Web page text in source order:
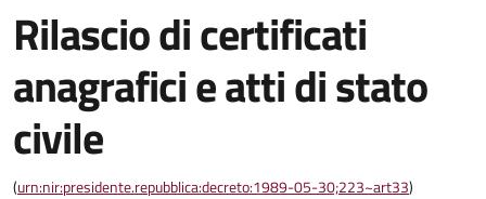
Rilascio di certificati
anagrafici e atti di stato
civile
(urn:nir:presidente.repubblica:decreto:1989-05-30;223~art33)